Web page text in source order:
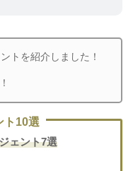
トを紹介しました！
ト10選
ェント7選